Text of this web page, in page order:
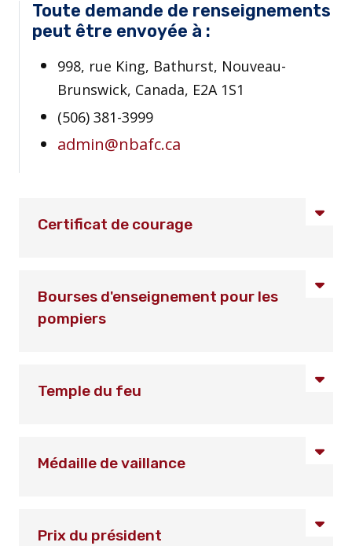
Toute demande de renseignements
peut être envoyée à :
998, rue King, Bathurst, Nouveau-
Brunswick, Canada, E2A 1S1
(506) 381-3999
admin@nbafc.ca
Certificat de courage
Bourses d'enseignement pour les
pompiers
Temple du feu
Médaille de vaillance
Prix du président